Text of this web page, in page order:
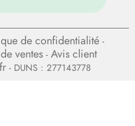
de confidentialité -
ventes - Avis client
- DUNS : 277143778